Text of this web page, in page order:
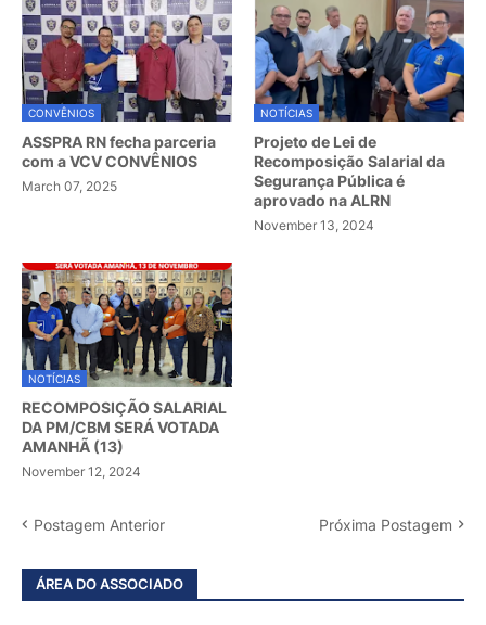
CONVÊNIOS
ASSPRA RN fecha parceria
com a VCV CONVÊNIOS
March 07, 2025
NOTÍCIAS
Projeto de Lei de
Recomposição Salarial da
Segurança Pública é
aprovado na ALRN
November 13, 2024
NOTÍCIAS
RECOMPOSIÇÃO SALARIAL
DA PM/CBM SERÁ VOTADA
AMANHÃ (13)
November 12, 2024
Postagem Anterior Próxima Postagem
ÁREA DO ASSOCIADO